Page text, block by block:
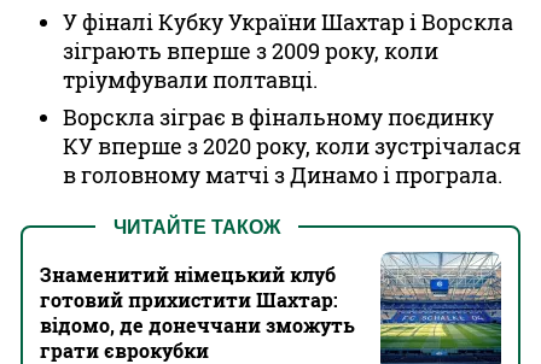
У фіналі Кубку України Шахтар і Ворскла
зіграють вперше з 2009 року, коли
тріумфували полтавці.
Ворскла зіграє в фінальному поєдинку
КУ вперше з 2020 року, коли зустрічалася
в головному матчі з Динамо і програла.
ЧИТАЙТЕ ТАКОЖ
Знаменитий німецький клуб
готовий прихистити Шахтар:
відомо, де донеччани зможуть
грати єврокубки